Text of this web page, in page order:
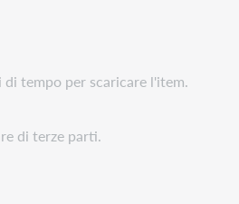
tempo per scaricare l'item.
di terze parti.